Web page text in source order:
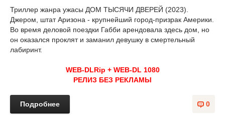
Триллер жанра ужасы ДОМ ТЫСЯЧИ ДВЕРЕЙ (2023).
Джером, штат Аризона - крупнейший город-призрак Америки.
Во время деловой поездки Габби арендовала здесь дом, но
он оказался проклят и заманил девушку в смертельный
лабиринт.
WEB-DLRip + WEB-DL 1080
РЕЛИЗ БЕЗ РЕКЛАМЫ
0
Подробнее